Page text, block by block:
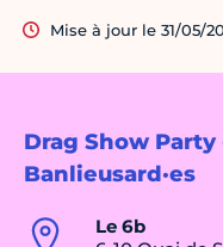
Drag Show Party
Banlieusard·es
Le 6b
Mise à jour le 31/05/